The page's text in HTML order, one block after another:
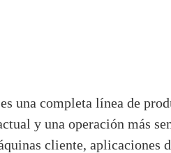
es una completa línea de
y una operación más
cliente, aplicaciones